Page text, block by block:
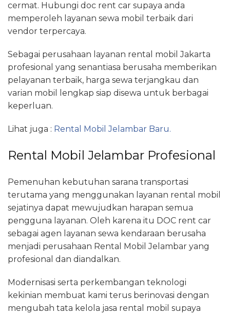
cermat. Hubungi doc rent car supaya anda
memperoleh layanan sewa mobil terbaik dari
vendor terpercaya.
Sebagai perusahaan layanan rental mobil Jakarta
profesional yang senantiasa berusaha memberikan
pelayanan terbaik, harga sewa terjangkau dan
varian mobil lengkap siap disewa untuk berbagai
keperluan.
Lihat juga : Rental Mobil Jelambar Baru.
Rental Mobil Jelambar Profesional
Pemenuhan kebutuhan sarana transportasi
terutama yang menggunakan layanan rental mobil
sejatinya dapat mewujudkan harapan semua
pengguna layanan. Oleh karena itu DOC rent car
sebagai agen layanan sewa kendaraan berusaha
menjadi perusahaan Rental Mobil Jelambar yang
profesional dan diandalkan.
Modernisasi serta perkembangan teknologi
kekinian membuat kami terus berinovasi dengan
mengubah tata kelola jasa rental mobil supaya